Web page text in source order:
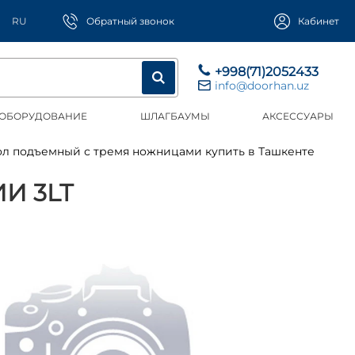
RU Обратный звонок Кабинет
+998(71)2052433
info@doorhan.uz
ШЛАГБАУМЫ АКСЕССУАРЫ
подъемный с тремя ножницами купить в Ташкенте
3LT